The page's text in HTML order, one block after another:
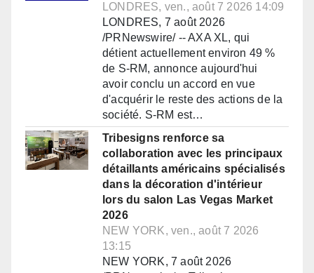
LONDRES, ven., août 7 2026 14:09
LONDRES, 7 août 2026
/PRNewswire/ -- AXA XL, qui
détient actuellement environ 49 %
de S-RM, annonce aujourd'hui
avoir conclu un accord en vue
d'acquérir le reste des actions de la
société. S-RM est…
Tribesigns renforce sa
collaboration avec les principaux
détaillants américains spécialisés
dans la décoration d'intérieur
lors du salon Las Vegas Market
2026
NEW YORK, ven., août 7 2026
13:15
NEW YORK, 7 août 2026